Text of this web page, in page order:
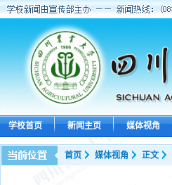
学校首页 新闻主页 媒体视角
首页 媒体视角 正文